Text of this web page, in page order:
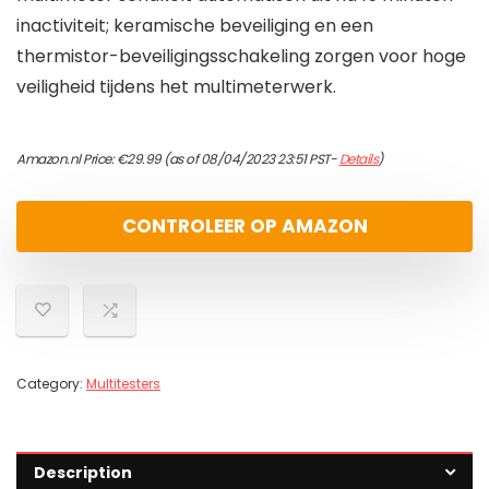
inactiviteit; keramische beveiliging en een
thermistor-beveiligingsschakeling zorgen voor hoge
veiligheid tijdens het multimeterwerk.
Amazon.nl Price:€29.99(as of 08/04/2023 23:51 PST-Details)
CONTROLEER OP AMAZON
Category: Multitesters
Description